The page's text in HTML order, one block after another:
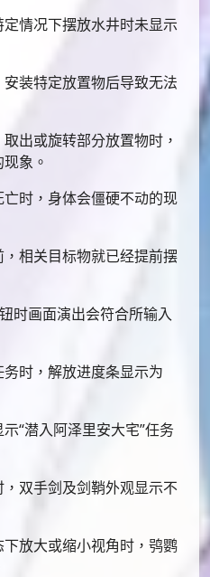
情况下摆放水井时未显示
装特定放置物后导致无法
出或旋转部分放置物时，
象。
时，身体会僵硬不动的现
相关目标物就已经提前摆
时画面演出会符合所输入
时，解放进度条显示为
“潜入阿泽里安大宅”任务
双手剑及剑鞘外观显示不
放大或缩小视角时，鸮鹦